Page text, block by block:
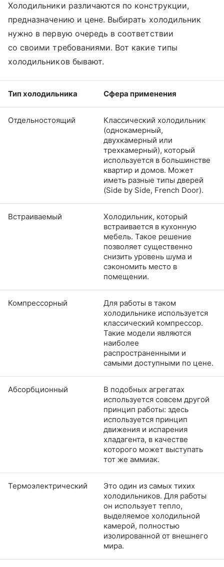
Холодильники различаются по конструкции,
предназначению и цене. Выбирать холодильник
нужно в первую очередь в соответствии
со своими требованиями. Вот какие типы
холодильников бывают.
Тип холодильника Сфера применения
Отдельностоящий
Классический холодильник
(однокамерный,
двухкамерный или
трехкамерный), который
используется в большинстве
квартир и домов. Может
иметь разные типы дверей
(Side by Side, French Door).
Встраиваемый
Холодильник, который
встраивается в кухонную
мебель. Такое решение
позволяет существенно
снизить уровень шума и
сэкономить место в
помещении.
Компрессорный
Для работы в таком
холодильнике используется
классический компрессор.
Такие модели являются
наиболее
распространенными и
самыми доступными по цене.
Абсорбционный
В подобных агрегатах
используется совсем другой
принцип работы: здесь
используется принцип
движения и испарения
хладагента, в качестве
которого может выступать
тот же аммиак.
Термоэлектрический
Это один из самых тихих
холодильников. Для работы
он использует тепло,
выделяемое холодильной
камерой, полностью
изолированной от внешнего
мира.